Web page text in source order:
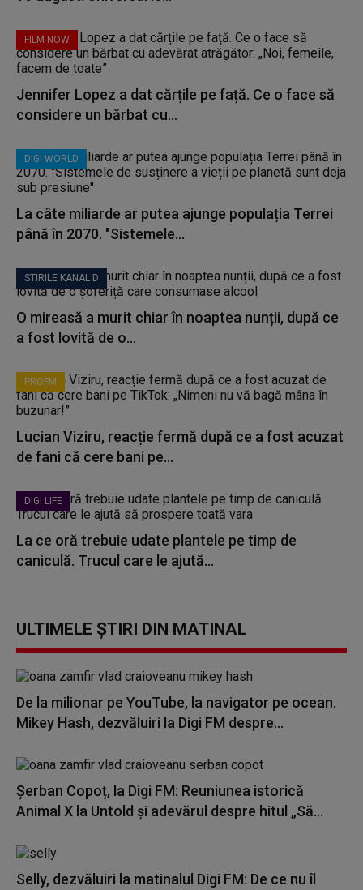
FILM NOW
Jennifer Lopez a dat cărțile pe față. Ce o face să
considere un bărbat cu...
DIGI WORLD
La câte miliarde ar putea ajunge populația Terrei
până în 2070. "Sistemele...
STIRILE KANAL D
O mireasă a murit chiar în noaptea nunții, după ce
a fost lovită de o...
PROFM
Lucian Viziru, reacție fermă după ce a fost acuzat
de fani că cere bani pe...
DIGI LIFE
La ce oră trebuie udate plantele pe timp de
caniculă. Trucul care le ajută...
ULTIMELE ȘTIRI DIN MATINAL
De la milionar pe YouTube, la navigator pe ocean.
Mikey Hash, dezvăluiri la Digi FM despre...
Șerban Copoț, la Digi FM: Reuniunea istorică
Animal X la Untold și adevărul despre hitul „Să...
Selly, dezvăluiri la matinalul Digi FM: De ce nu îl